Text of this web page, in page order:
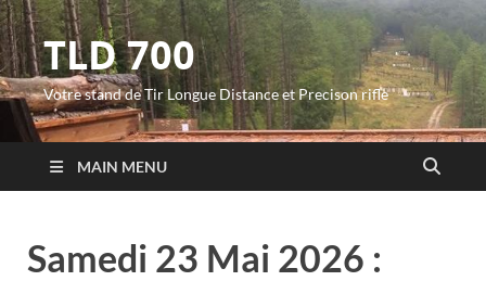
TLD 700
Votre stand de Tir Longue Distance et Precison rifle
MAIN MENU
Samedi 23 Mai 2026 :